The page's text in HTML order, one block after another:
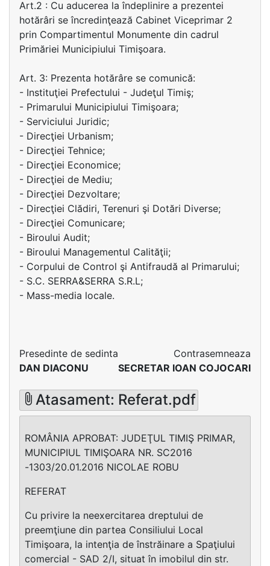
Art.2 : Cu aducerea la îndeplinire a prezentei
hotărâri se încredinţează Cabinet Viceprimar 2
prin Compartimentul Monumente din cadrul
Primăriei Municipiului Timişoara.
Art. 3: Prezenta hotărâre se comunică:
- Instituţiei Prefectului - Judeţul Timiş;
- Primarului Municipiului Timişoara;
- Serviciului Juridic;
- Direcţiei Urbanism;
- Direcţiei Tehnice;
- Direcţiei Economice;
- Direcţiei de Mediu;
- Direcţiei Dezvoltare;
- Direcţiei Clădiri, Terenuri şi Dotări Diverse;
- Direcţiei Comunicare;
- Biroului Audit;
- Biroului Managementul Calităţii;
- Corpului de Control şi Antifraudă al Primarului;
- S.C. SERRA&SERRA S.R.L;
- Mass-media locale.
Presedinte de sedinta
DAN DIACONU
Contrasemneaza
SECRETAR IOAN COJOCARI
Atasament: Referat.pdf
ROMÂNIA APROBAT: JUDEŢUL TIMIŞ PRIMAR,
MUNICIPIUL TIMIŞOARA NR. SC2016
-1303/20.01.2016 NICOLAE ROBU
REFERAT
Cu privire la neexercitarea dreptului de
preemţiune din partea Consiliului Local
Timişoara, la intenţia de înstrăinare a Spaţiului
comercial - SAD 2/I, situat în imobilul din str.